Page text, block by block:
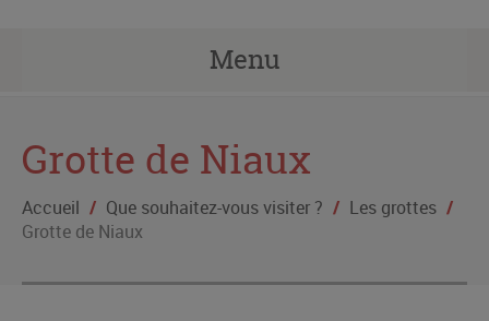
Menu
Grotte de Niaux
Accueil / Que souhaitez-vous visiter ? / Les grottes /
Grotte de Niaux